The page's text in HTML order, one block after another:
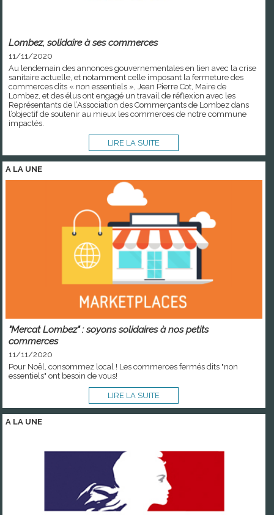
Lombez, solidaire à ses commerces
11/11/2020
Au lendemain des annonces gouvernementales en lien avec la crise
sanitaire actuelle, et notamment celle imposant la fermeture des
commerces dits « non essentiels », Jean Pierre Cot, Maire de
Lombez, et des élus ont engagé un travail de réflexion avec les
Représentants de l’Association des Commerçants de Lombez dans
l’objectif de soutenir au mieux les commerces de notre commune
impactés.
LIRE LA SUITE
A LA UNE
"Mercat Lombez" : soyons solidaires à nos petits
commerces
11/11/2020
Pour Noël, consommez local ! Les commerces fermés dits "non
essentiels" ont besoin de vous!
LIRE LA SUITE
A LA UNE